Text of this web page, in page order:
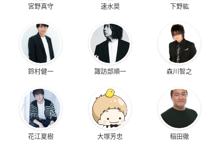
宮野真守 速水奨 下野紘
鈴村健一 諏訪部順一 森川智之
花江夏樹 大塚芳忠 稲田徹